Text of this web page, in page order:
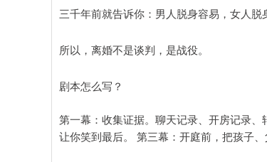
三千年前就告诉你：男人脱身容易，女人脱
所以，离婚不是谈判，是战役。
剧本怎么写？
第一幕：收集证据。聊天记录、开房记录
让你笑到最后。 第三幕：开庭前，把孩子